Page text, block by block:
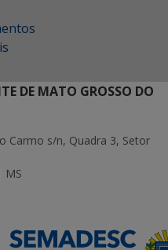
DE MATO GROSSO DO
Carmo s/n, Quadra 3, Setor
MS